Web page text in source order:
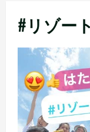
#リゾー